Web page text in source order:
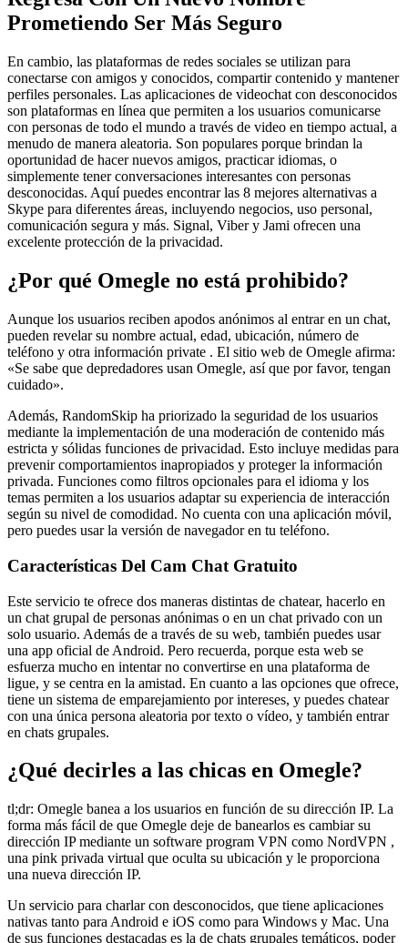
Prometiendo Ser Más Seguro
En cambio, las plataformas de redes sociales se utilizan para
conectarse con amigos y conocidos, compartir contenido y mantener
perfiles personales. Las aplicaciones de videochat con desconocidos
son plataformas en línea que permiten a los usuarios comunicarse
con personas de todo el mundo a través de video en tiempo actual, a
menudo de manera aleatoria. Son populares porque brindan la
oportunidad de hacer nuevos amigos, practicar idiomas, o
simplemente tener conversaciones interesantes con personas
desconocidas. Aquí puedes encontrar las 8 mejores alternativas a
Skype para diferentes áreas, incluyendo negocios, uso personal,
comunicación segura y más. Signal, Viber y Jami ofrecen una
excelente protección de la privacidad.
¿Por qué Omegle no está prohibido?
Aunque los usuarios reciben apodos anónimos al entrar en un chat,
pueden revelar su nombre actual, edad, ubicación, número de
teléfono y otra información private . El sitio web de Omegle afirma:
«Se sabe que depredadores usan Omegle, así que por favor, tengan
cuidado».
Además, RandomSkip ha priorizado la seguridad de los usuarios
mediante la implementación de una moderación de contenido más
estricta y sólidas funciones de privacidad. Esto incluye medidas para
prevenir comportamientos inapropiados y proteger la información
privada. Funciones como filtros opcionales para el idioma y los
temas permiten a los usuarios adaptar su experiencia de interacción
según su nivel de comodidad. No cuenta con una aplicación móvil,
pero puedes usar la versión de navegador en tu teléfono.
Características Del Cam Chat Gratuito
Este servicio te ofrece dos maneras distintas de chatear, hacerlo en
un chat grupal de personas anónimas o en un chat privado con un
solo usuario. Además de a través de su web, también puedes usar
una app oficial de Android. Pero recuerda, porque esta web se
esfuerza mucho en intentar no convertirse en una plataforma de
ligue, y se centra en la amistad. En cuanto a las opciones que ofrece,
tiene un sistema de emparejamiento por intereses, y puedes chatear
con una única persona aleatoria por texto o vídeo, y también entrar
en chats grupales.
¿Qué decirles a las chicas en Omegle?
tl;dr: Omegle banea a los usuarios en función de su dirección IP. La
forma más fácil de que Omegle deje de banearlos es cambiar su
dirección IP mediante un software program VPN como NordVPN ,
una pink privada virtual que oculta su ubicación y le proporciona
una nueva dirección IP.
Un servicio para charlar con desconocidos, que tiene aplicaciones
nativas tanto para Android e iOS como para Windows y Mac. Una
de sus funciones destacadas es la de chats grupales temáticos, poder